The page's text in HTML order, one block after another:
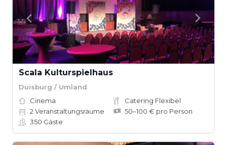
Scala Kulturspielhaus
Duisburg / Umland
Cinema
Catering Flexibel
2 Veranstaltungsräume
50–100 € pro Person
350 Gäste